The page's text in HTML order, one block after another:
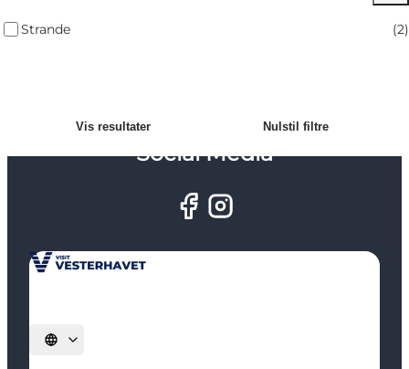
Strande (2)
Vis resultater Nulstil filtre
Social Media
Vælg sprog